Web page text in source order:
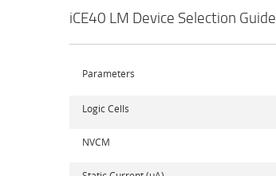
iCE40 LM Device Selection Guide
Parameters
Logic Cells
NVCM